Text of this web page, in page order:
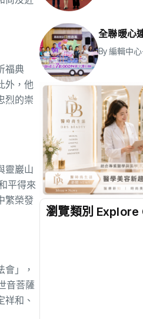
福典
外，他
烈的崇
靈巖山
平得來
繁榮發
」，
音菩薩
和、
全聯暖心
By編輯中心
瀏覽類別